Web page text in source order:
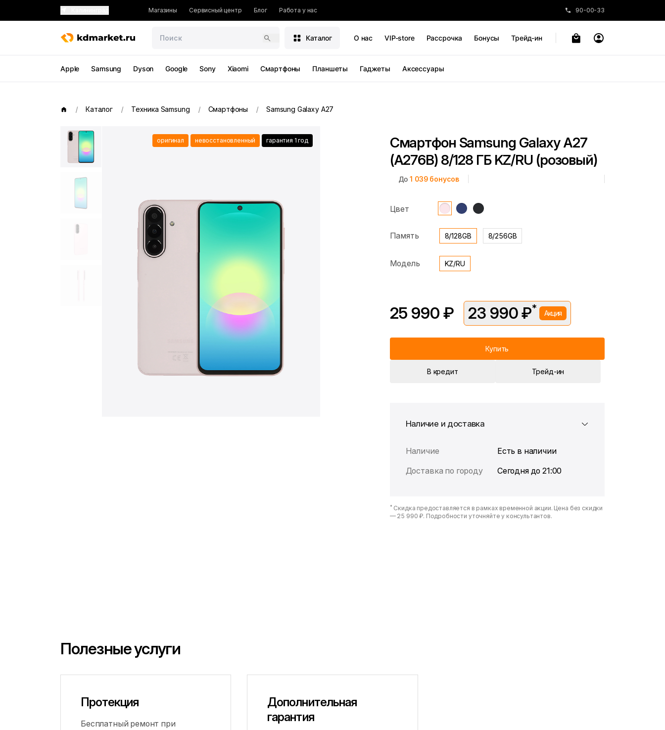
Магазины Сервисный центр Блог Работа у нас 90-00-33
Каталог О нас VIP-store Рассрочка Бонусы Трейд-ин
Apple Samsung Dyson Google Sony Xiaomi Смартфоны Планшеты Гаджеты Аксессуары
Каталог Техника Samsung Смартфоны Samsung Galaxy A27
оригинал невосстановленный гарантия 1 год
Смартфон Samsung Galaxy A27
(A276B) 8/128 ГБ KZ/RU (розовый)
До1 039бонусов
Цвет
Память 8/128GB 8/256GB
Модель KZ/RU
25 990 ₽ 23 990 ₽* Акция
Цена без скидки —25 990 ₽. Подробности уточняйте у консультантов.
Купить
В кредит Трейд-ин
Наличие и доставка
Наличие
Есть в наличии
Доставка по городу
Сегодня до 21:00
* Скидка предоставляется в рамках временной акции. Цена без скидки
— 25 990 ₽. Подробности уточняйте у консультантов.
Полезные услуги
Протекция
Бесплатный ремонт при
Дополнительная
гарантия